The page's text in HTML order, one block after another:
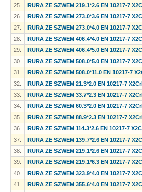
25.
RURA ZE SZWEM 219.1*2.6 EN 10217-7
26.
RURA ZE SZWEM 273.0*3.6 EN 10217-7
27.
RURA ZE SZWEM 273.0*4.0 EN 10217-7
28.
RURA ZE SZWEM 406.4*4.0 EN 10217-7
29.
RURA ZE SZWEM 406.4*5.0 EN 10217-7
30.
RURA ZE SZWEM 508.0*5.0 EN 10217-7
31.
RURA ZE SZWEM 508.0*11.0 EN 10217-7
32.
RURA ZE SZWEM 21.3*2.0 EN 10217-7
33.
RURA ZE SZWEM 33.7*2.3 EN 10217-7
34.
RURA ZE SZWEM 60.3*2.0 EN 10217-7
35.
RURA ZE SZWEM 88.9*2.3 EN 10217-7
36.
RURA ZE SZWEM 114.3*2.6 EN 10217-7
37.
RURA ZE SZWEM 139.7*2.6 EN 10217-7
38.
RURA ZE SZWEM 219.1*2.6 EN 10217-7
39.
RURA ZE SZWEM 219.1*6.3 EN 10217-7
40.
RURA ZE SZWEM 323.9*4.0 EN 10217-7
41.
RURA ZE SZWEM 355.6*4.0 EN 10217-7